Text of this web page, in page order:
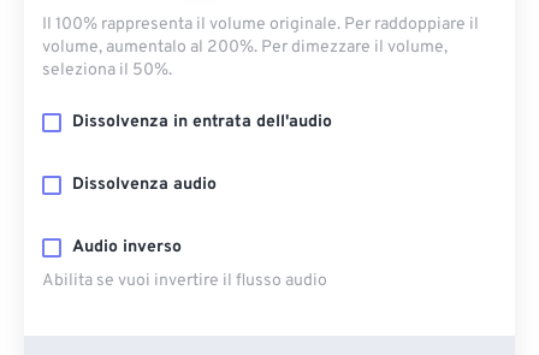
Il 100% rappresenta il volume originale. Per raddoppiare il
volume, aumentalo al 200%. Per dimezzare il volume,
seleziona il 50%.
Dissolvenza in entrata dell'audio
Dissolvenza audio
Audio inverso
Abilita se vuoi invertire il flusso audio